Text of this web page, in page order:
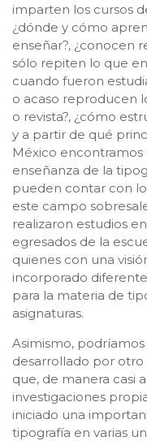
imparten los cursos
¿dónde y cómo
enseñar?, ¿conocen
sólo repiten lo que
cuando fueron
o acaso reproducen
o revista?, ¿cómo
y a partir de qué
México
enseñanza de la
pueden contar con
este campo
realizaron estudios
egresados de la
quienes con una
incorporado
para la materia de
asignaturas.
Asimismo,
desarrollado por
que, de manera casi
investigaciones
iniciado una
tipografía en varias